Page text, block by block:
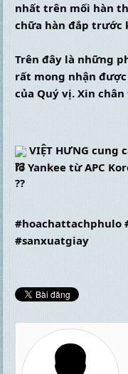
nhất trên mối hàn
chữa hàn đắp trước
Trên đây là những
rất mong nhận
của Quý vị. Xin
VIỆT HƯNG cung
lô Yankee từ APC
#hoachattachphulo
#sanxuatgiay